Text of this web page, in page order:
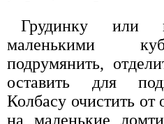
Грудинку или
маленькими
подрумянить,
оставить для
Колбасу очистить от
на маленькие